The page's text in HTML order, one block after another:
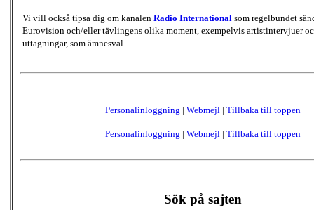
Vi vill också tipsa dig om kanalen Radio International som regelbundet
Eurovision och/eller tävlingens olika moment, exempelvis artistintervjuer
uttagningar, som ämnesval.
Personalinloggning | Webmejl | Tillbaka till toppen
Personalinloggning | Webmejl | Tillbaka till toppen
Sök på sajten